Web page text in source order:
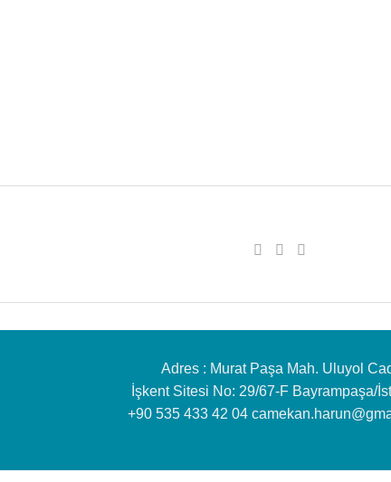
Adres : Murat Paşa Mah. Uluyol
İşkent Sitesi No: 29/67-F Bayrampaşa/
+90 535 433 42 04